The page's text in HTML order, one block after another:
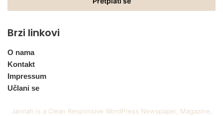
Brzi linkovi
O nama
Kontakt
Impressum
Učlani se
Jannah is a Clean Responsive WordPress Newspaper, Magazine,